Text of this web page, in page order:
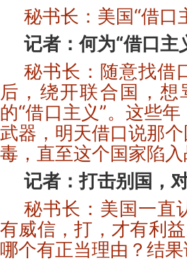
秘书长：美国“借口
记者：何为“借口主
秘书长：随意找借
后，绕开联合国，
的“借口主义”。这些
武器，明天借口说那
毒，直至这个国家陷
记者：打击别国，
秘书长：美国一直
有威信，打，才有利
哪个有正当理由？结